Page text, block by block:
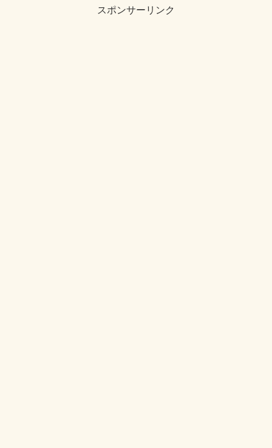
スポンサーリンク